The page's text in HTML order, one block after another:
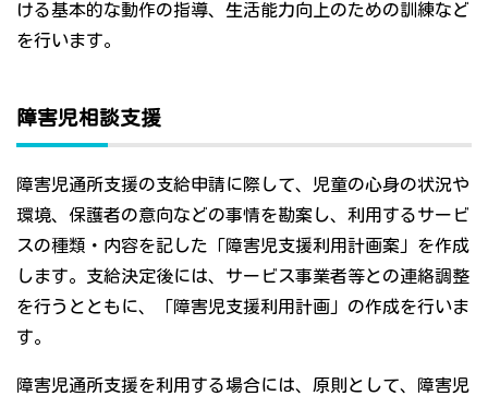
ける基本的な動作の指導、生活能力向上のための訓練など
を行います。
障害児相談支援
障害児通所支援の支給申請に際して、児童の心身の状況や
環境、保護者の意向などの事情を勘案し、利用するサービ
スの種類・内容を記した「障害児支援利用計画案」を作成
します。支給決定後には、サービス事業者等との連絡調整
を行うとともに、「障害児支援利用計画」の作成を行いま
す。
障害児通所支援を利用する場合には、原則として、障害児